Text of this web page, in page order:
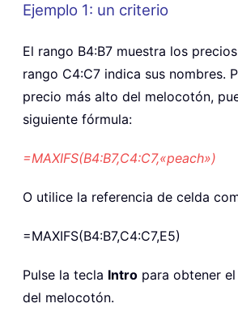
Ejemplo 1: un criterio
El rango B4:B7 muestra los
rango C4:C7 indica sus nombres.
precio más alto del melocotón,
siguiente fórmula:
=MAXIFS(B4:B7,C4:C7,«peach»)
O utilice la referencia de celda
=MAXIFS(B4:B7,C4:C7,E5)
Pulse la tecla Intro para obtener
del melocotón.